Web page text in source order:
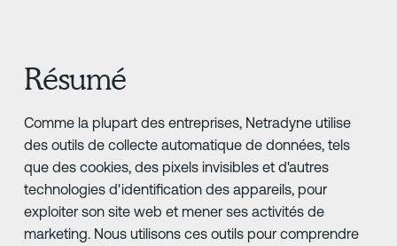
Résumé
Comme la plupart des entreprises, Netradyne utilise
des outils de collecte automatique de données, tels
que des cookies, des pixels invisibles et d'autres
technologies d'identification des appareils, pour
exploiter son site web et mener ses activités de
marketing. Nous utilisons ces outils pour comprendre